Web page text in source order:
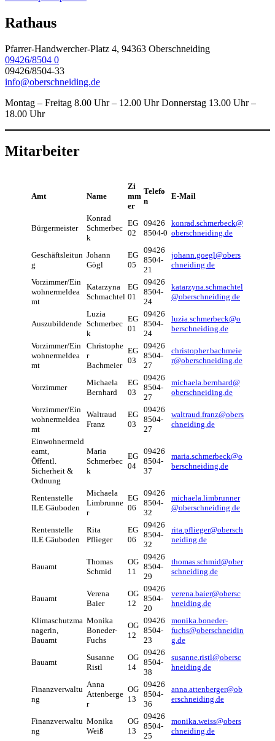
Rathaus
Pfarrer-Handwercher-Platz 4, 94363 Oberschneiding
09426/8504 0
09426/8504-33
info@oberschneiding.de
Montag – Freitag 8.00 Uhr – 12.00 Uhr Donnerstag 13.00 Uhr –
18.00 Uhr
Mitarbeiter
Amt Name
Zi
mm
er
Telefo
n
E-Mail
Bürgermeister
Konrad
Schmerbec
k
EG
02
09426
8504-0
konrad.schmerbeck@
oberschneiding.de
Geschäftsleitun
g
Johann
Gögl
EG
05
09426
8504-
21
johann.goegl@obers
chneiding.de
Vorzimmer/Ein
wohnermeldea
mt
Katarzyna
Schmachtel
EG
01
09426
8504-
24
katarzyna.schmachtel
@oberschneiding.de
Auszubildende
Luzia
Schmerbec
k
EG
01
09426
8504-
24
luzia.schmerbeck@o
berschneiding.de
Vorzimmer/Ein
wohnermeldea
mt
Christophe
r
Bachmeier
EG
03
09426
8504-
27
christopher.bachmeie
r@oberschneiding. de
Vorzimmer
Michaela
Bernhard
EG
03
09426
8504-
27
michaela.bernhard@
oberschneiding.de
Vorzimmer/Ein
wohnermeldea
mt
Waltraud
Franz
EG
03
09426
8504-
27
waltraud.franz@obers
chneiding.de
Einwohnermeld
eamt,
Öffentl.
Sicherheit &
Ordnung
Maria
Schmerbec
k
EG
04
09426
8504-
37
maria.schmerbeck@o
berschneiding.de
Rentenstelle
ILE Gäuboden
Michaela
Limbrunne
r
EG
06
09426
8504-
32
michaela.limbrunner
@oberschneiding.de
Rentenstelle
ILE Gäuboden
Rita
Pflieger
EG
06
09426
8504-
32
rita.pflieger@obersch
neiding.de
Bauamt
Thomas
Schmid
OG
11
09426
8504-
29
thomas.schmid@ober
schneiding.de
Bauamt
Verena
Baier
OG
12
09426
8504-
20
verena.baier@obersc
hneiding.de
Klimaschutzma
nagerin,
Bauamt
Monika
Boneder-
Fuchs
OG
12
09426
8504-
23
monika.boneder-
fuchs@oberschneidin
g.de
Bauamt
Susanne
Ristl
OG
14
09426
8504-
38
susanne.ristl@obersc
hneiding.de
Finanzverwaltu
ng
Anna
Attenberge
r
OG
13
09426
8504-
36
anna.attenberger@ob
erschneiding.de
Finanzverwaltu
ng
Monika
Weiß
OG
13
09426
8504-
25
monika.weiss@obers
chneiding.de